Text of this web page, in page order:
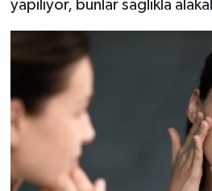
yapılıyor, bunlar sağlıkla